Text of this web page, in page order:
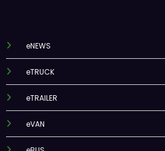
eNEWS
eTRUCK
eTRAILER
eVAN